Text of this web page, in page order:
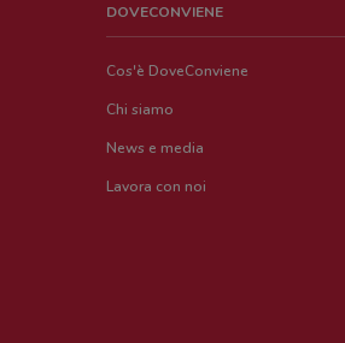
DOVECONVIENE
Cos'è DoveConviene
Chi siamo
News e media
Lavora con noi